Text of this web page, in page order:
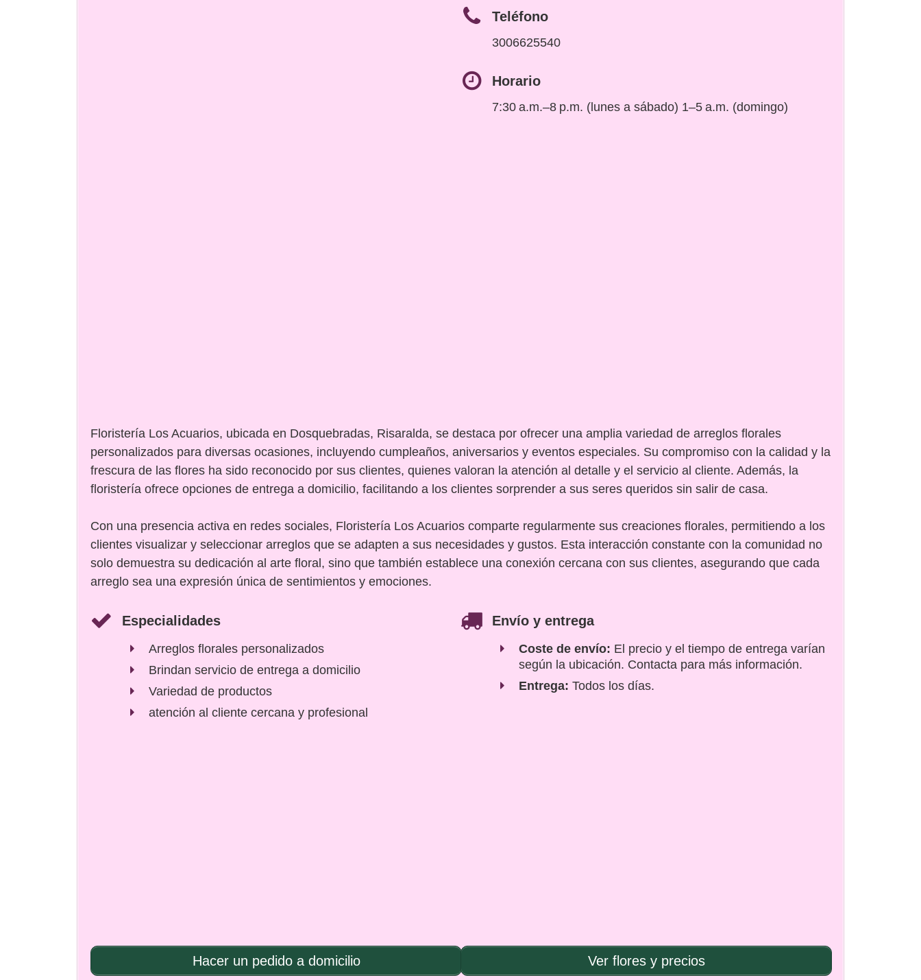
Teléfono
3006625540
Horario
7:30 a.m.–8 p.m. (lunes a sábado) 1–5 a.m. (domingo)
Floristería Los Acuarios, ubicada en Dosquebradas, Risaralda, se destaca por ofrecer una amplia variedad de arreglos florales
personalizados para diversas ocasiones, incluyendo cumpleaños, aniversarios y eventos especiales. Su compromiso con la calidad y la
frescura de las flores ha sido reconocido por sus clientes, quienes valoran la atención al detalle y el servicio al cliente. Además, la
floristería ofrece opciones de entrega a domicilio, facilitando a los clientes sorprender a sus seres queridos sin salir de casa.
Con una presencia activa en redes sociales, Floristería Los Acuarios comparte regularmente sus creaciones florales, permitiendo a los
clientes visualizar y seleccionar arreglos que se adapten a sus necesidades y gustos. Esta interacción constante con la comunidad no
solo demuestra su dedicación al arte floral, sino que también establece una conexión cercana con sus clientes, asegurando que cada
arreglo sea una expresión única de sentimientos y emociones.
Especialidades
Arreglos florales personalizados
Brindan servicio de entrega a domicilio
Variedad de productos
atención al cliente cercana y profesional
Envío y entrega
Coste de envío: El precio y el tiempo de entrega varían
según la ubicación. Contacta para más información.
Entrega: Todos los días.
Hacer un pedido a domicilio Ver flores y precios